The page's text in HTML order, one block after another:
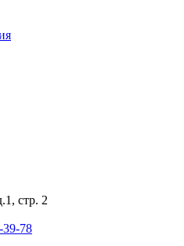
стр. 2
39-78